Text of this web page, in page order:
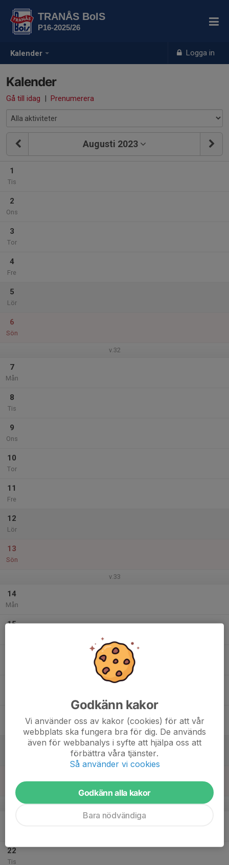
Kalender Logga in
TRANÅS BoIS
P16-2025/26
Kalender
Gå till idag | Prenumerera
Augusti 2023
1
Tis
2
Ons
3
Tor
4
Fre
5
Lör
6
Sön
v.32
7
Mån
8
Tis
9
Ons
10
Tor
11
Fre
12
Lör
13
Sön
v.33
14
Mån
15
08:00
Sommarbandyläger P15 (Dag 1)
Bredstorp
Sön
v.34
22
Tis
Godkänn kakor
Vi använder oss av kakor (cookies) för att vår
webbplats ska fungera bra för dig. De används
även för webbanalys i syfte att hjälpa oss att
förbättra våra tjänster.
Så använder vi cookies
Godkänn alla kakor
Bara nödvändiga